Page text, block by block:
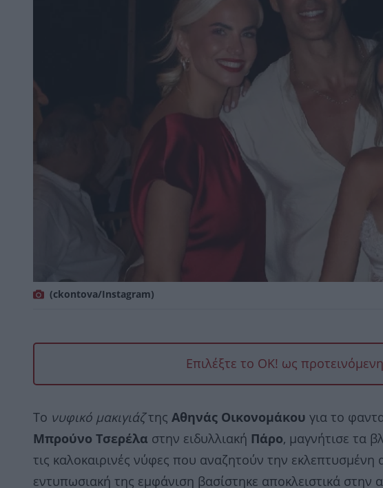
(ckontova/Instagram)
Επιλέξτε το OK! ως
Το νυφικό μακιγιάζτης Αθηνάς Οικονομάκου για το
Μπρούνο Τσερέλα στην ειδυλλιακή Πάρο, μαγνήτισε τα
τις καλοκαιρινές νύφες που αναζητούν την
εντυπωσιακή της εμφάνιση βασίστηκε αποκλειστικά στην